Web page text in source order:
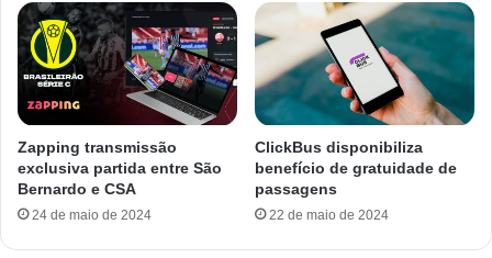
Zapping transmissão
exclusiva partida entre São
Bernardo e CSA
24 de maio de 2024
ClickBus disponibiliza
benefício de gratuidade de
passagens
22 de maio de 2024